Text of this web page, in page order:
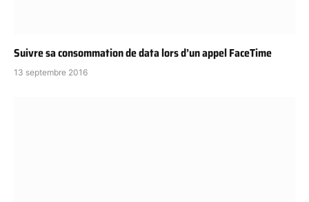
Suivre sa consommation de data lors d’un appel FaceTime
13 septembre 2016